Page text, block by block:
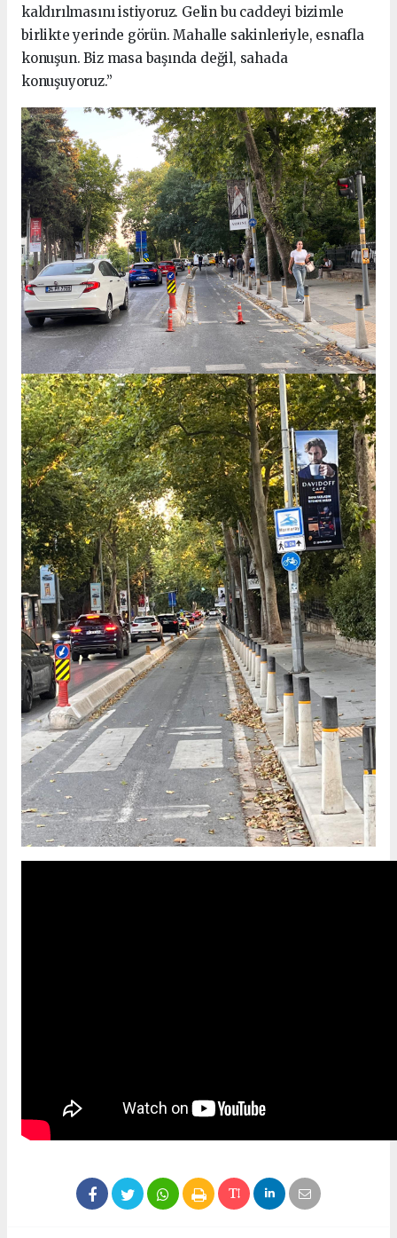
kaldırılmasını istiyoruz. Gelin bu caddeyi bizimle
birlikte yerinde görün. Mahalle sakinleriyle, esnafla
konuşun. Biz masa başında değil, sahada
konuşuyoruz.”